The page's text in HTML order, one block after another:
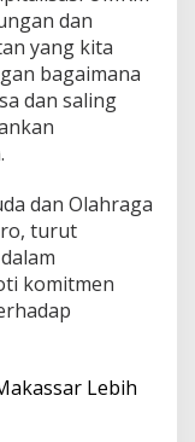
dan
yang kita
bagaimana
dan saling
dan Olahraga
turut
komitmen
Lebih